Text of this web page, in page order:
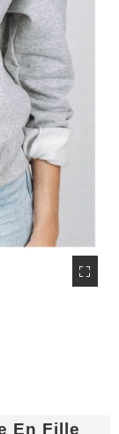
En Fille